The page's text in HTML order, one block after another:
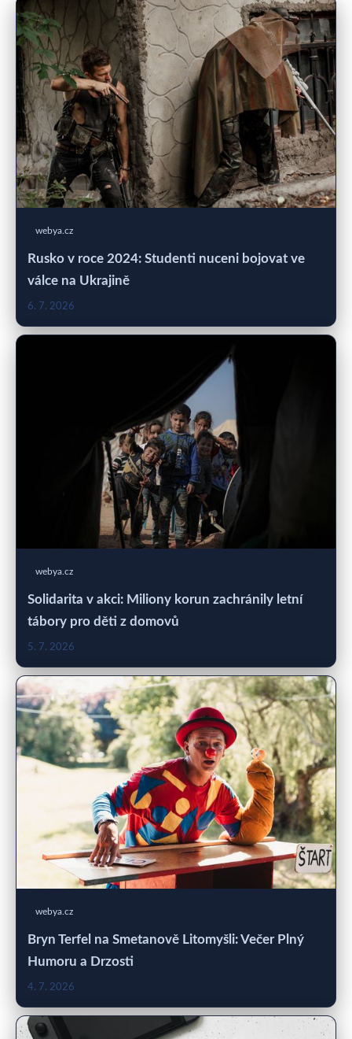
webya.cz
Rusko v roce 2024: Studenti nuceni bojovat ve
válce na Ukrajině
6. 7. 2026
webya.cz
Solidarita v akci: Miliony korun zachránily letní
tábory pro děti z domovů
5. 7. 2026
webya.cz
Bryn Terfel na Smetanově Litomyšli: Večer Plný
Humoru a Drzosti
4. 7. 2026